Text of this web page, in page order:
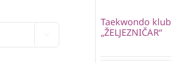
Taekwondo klub
„ŽELJEZNIČAR“